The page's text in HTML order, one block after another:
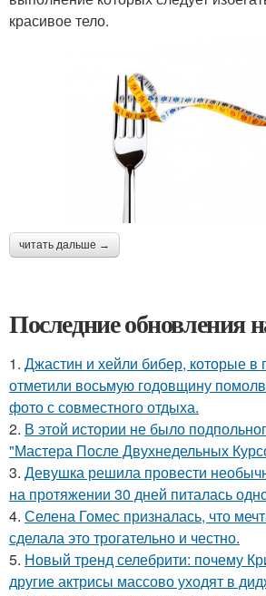
красивое тело.
читать дальше →
Последние обновления
1. Джастин и хейли бибер, которые
отметили восьмую годовщину
фото с совместного отдыха.
2. В этой истории не было
"Мастера После Двухнедельных
3. Девушка решила провести
на протяжении 30 дней питалась
4. Селена Гомес призналась, что
сделала это трогательно и честно.
5. Новый тренд селебрити: почему
другие актрисы массово уходят в